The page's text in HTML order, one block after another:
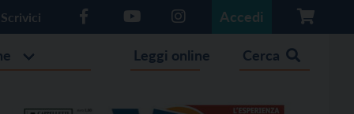
Scrivici Accedi
Leggi online Cerca